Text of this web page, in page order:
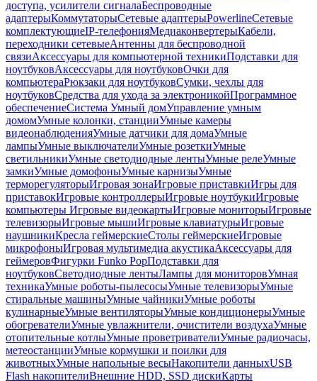
доступа, усилители сигналаБеспроводные
адаптерыКоммутаторыСетевые адаптерыPowerlineСетевые
комплектующиеIP-телефонияМедиаконвертерыКабели,
переходники сетевыеАнтенны для беспроводной
связиАксессуары для компьютерной техникиПодставки для
ноутбуковАксессуары для ноутбуковОчки для
компьютераРюкзаки для ноутбуковСумки, чехлы для
ноутбуковСредства для ухода за электроникойПрограммное
обеспечениеСистема Умный домУправление умным
домомУмные колонки, станцииУмные камеры
видеонаблюденияУмные датчики для домаУмные
лампыУмные выключателиУмные розеткиУмные
светильникиУмные светодиодные лентыУмные релеУмные
замкиУмные домофоныУмные карнизыУмные
терморегуляторыИгровая зонаИгровые приставкиИгры для
приставокИгровые контроллерыИгровые ноутбукиИгровые
компьютеры Игровые видеокартыИгровые мониторыИгровые
телевизорыИгровые мышиИгровые клавиатурыИгровые
наушникиКресла геймерскиеСтолы геймерскиеИгровые
микрофоныИгровая мультимедиа акустикаАксессуары для
геймеровФигурки Funko PopПодставки для
ноутбуковСветодиодные лентыЛампы для мониторовУмная
техникаУмные роботы-пылесосыУмные телевизорыУмные
стиральные машиныУмные чайникиУмные роботы
кулинарныеУмные вентиляторыУмные кондиционерыУмные
обогревателиУмные увлажнители, очистители воздухаУмные
отопительные котлыУмные проветривателиУмные радиочасы,
метеостанцииУмные кормушки и поилки для
животныхУмные напольные весыНакопители данныхUSB
Flash накопителиВнешние HDD, SSD дискиКарты